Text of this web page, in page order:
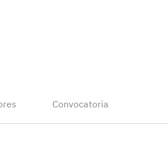
Convocatoria